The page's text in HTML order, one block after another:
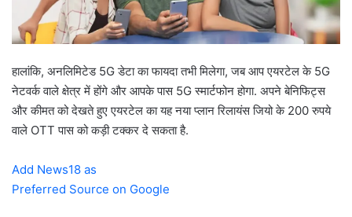
हालांकि, अनलिमिटेड 5G डेटा का फायदा तभी मिलेगा, जब आप एयरटेल के 5G
नेटवर्क वाले क्षेत्र में होंगे और आपके पास 5G स्मार्टफोन होगा. अपने बेनिफिट्स
और कीमत को देखते हुए एयरटेल का यह नया प्लान रिलायंस जियो के 200 रुपये
वाले OTT पास को कड़ी टक्कर दे सकता है.
Add News18 as
Preferred Source on Google